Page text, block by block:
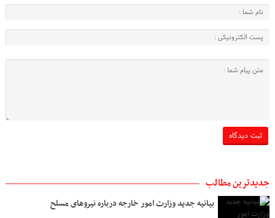
جدیدترین مطالب
بیانیه جدید وزارت امور خارجه درباره نیروهای مسلح